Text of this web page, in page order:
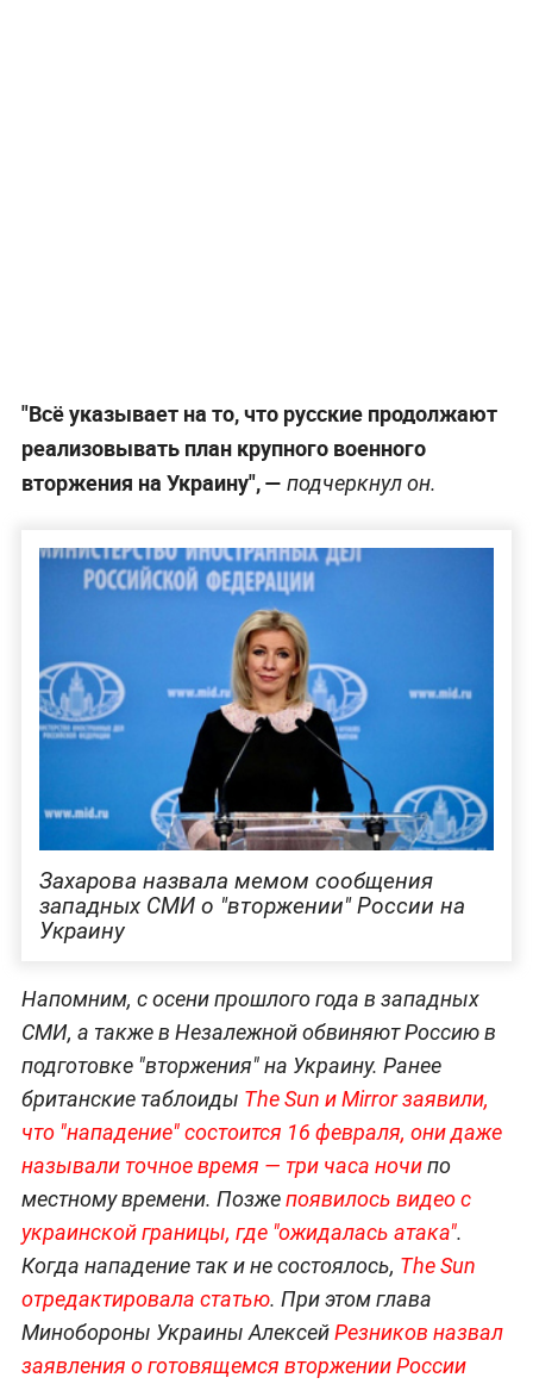
"Всё указывает на то, что русские продолжают
реализовывать план крупного военного
вторжения на Украину", — подчеркнул он.
Захарова назвала мемом сообщения
западных СМИ о "вторжении" России на
Украину
Напомним, с осени прошлого года в западных
СМИ, а также в Незалежной обвиняют Россию в
подготовке "вторжения" на Украину. Ранее
британские таблоиды The Sun и Mirror заявили,
что "нападение" состоится 16 февраля, они даже
называли точное время — три часа ночипо
местному времени. Позжепоявилось видео с
украинской границы, где "ожидалась атака".
Когда нападение так и не состоялось, The Sun
отредактировала статью. При этом глава
Минобороны Украины АлексейРезников назвал
заявления о готовящемся вторжении России